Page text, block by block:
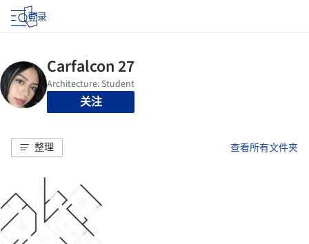
登录
关注
整理 查看所有文件夹